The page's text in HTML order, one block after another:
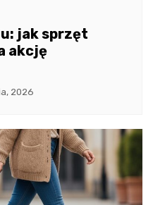
jak sprzęt
akcję
2026